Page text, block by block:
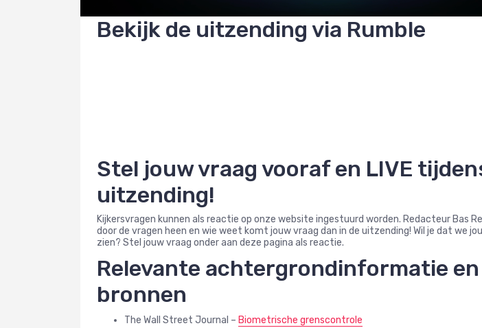
Bekijk de uitzending via Rumble
Stel jouw vraag vooraf en LIVE
uitzending!
Kijkersvragen kunnen als reactie op onze website ingestuurd worden. Redacteur Bas
door de vragen heen en wie weet komt jouw vraag dan in de uitzending! Wil je dat we
zien? Stel jouw vraag onder aan deze pagina als reactie.
Relevante achtergrondinformatie en
bronnen
The Wall Street Journal – Biometrische grenscontrole